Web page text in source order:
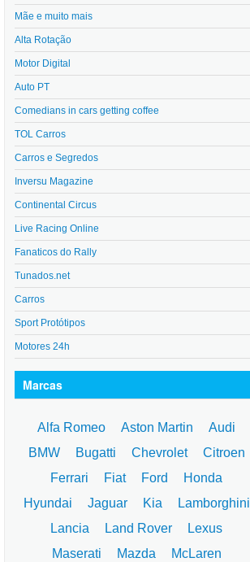
Mãe e muito mais
Alta Rotação
Motor Digital
Auto PT
Comedians in cars getting coffee
TOL Carros
Carros e Segredos
Inversu Magazine
Continental Circus
Live Racing Online
Fanaticos do Rally
Tunados.net
Carros
Sport Protótipos
Motores 24h
Marcas
Alfa Romeo Aston Martin
Audi
BMW
Bugatti Chevrolet
Citroen
Ferrari
Fiat Ford
Honda
Hyundai
Jaguar Kia
Lamborghini
Lancia
Land Rover
Lexus
Maserati
Mazda
McLaren